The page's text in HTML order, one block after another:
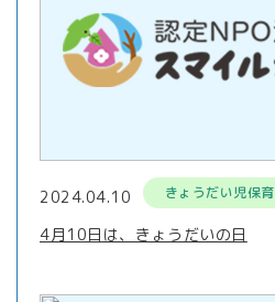
2024.04.10 きょうだい児保育
4月10日は、きょうだいの日